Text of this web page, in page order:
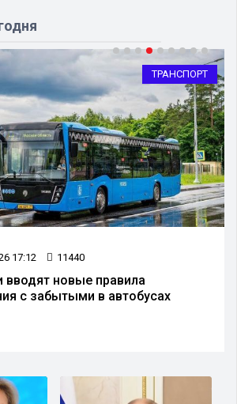
ТРАНСПОРТ
11440
новые правила
в автобусах